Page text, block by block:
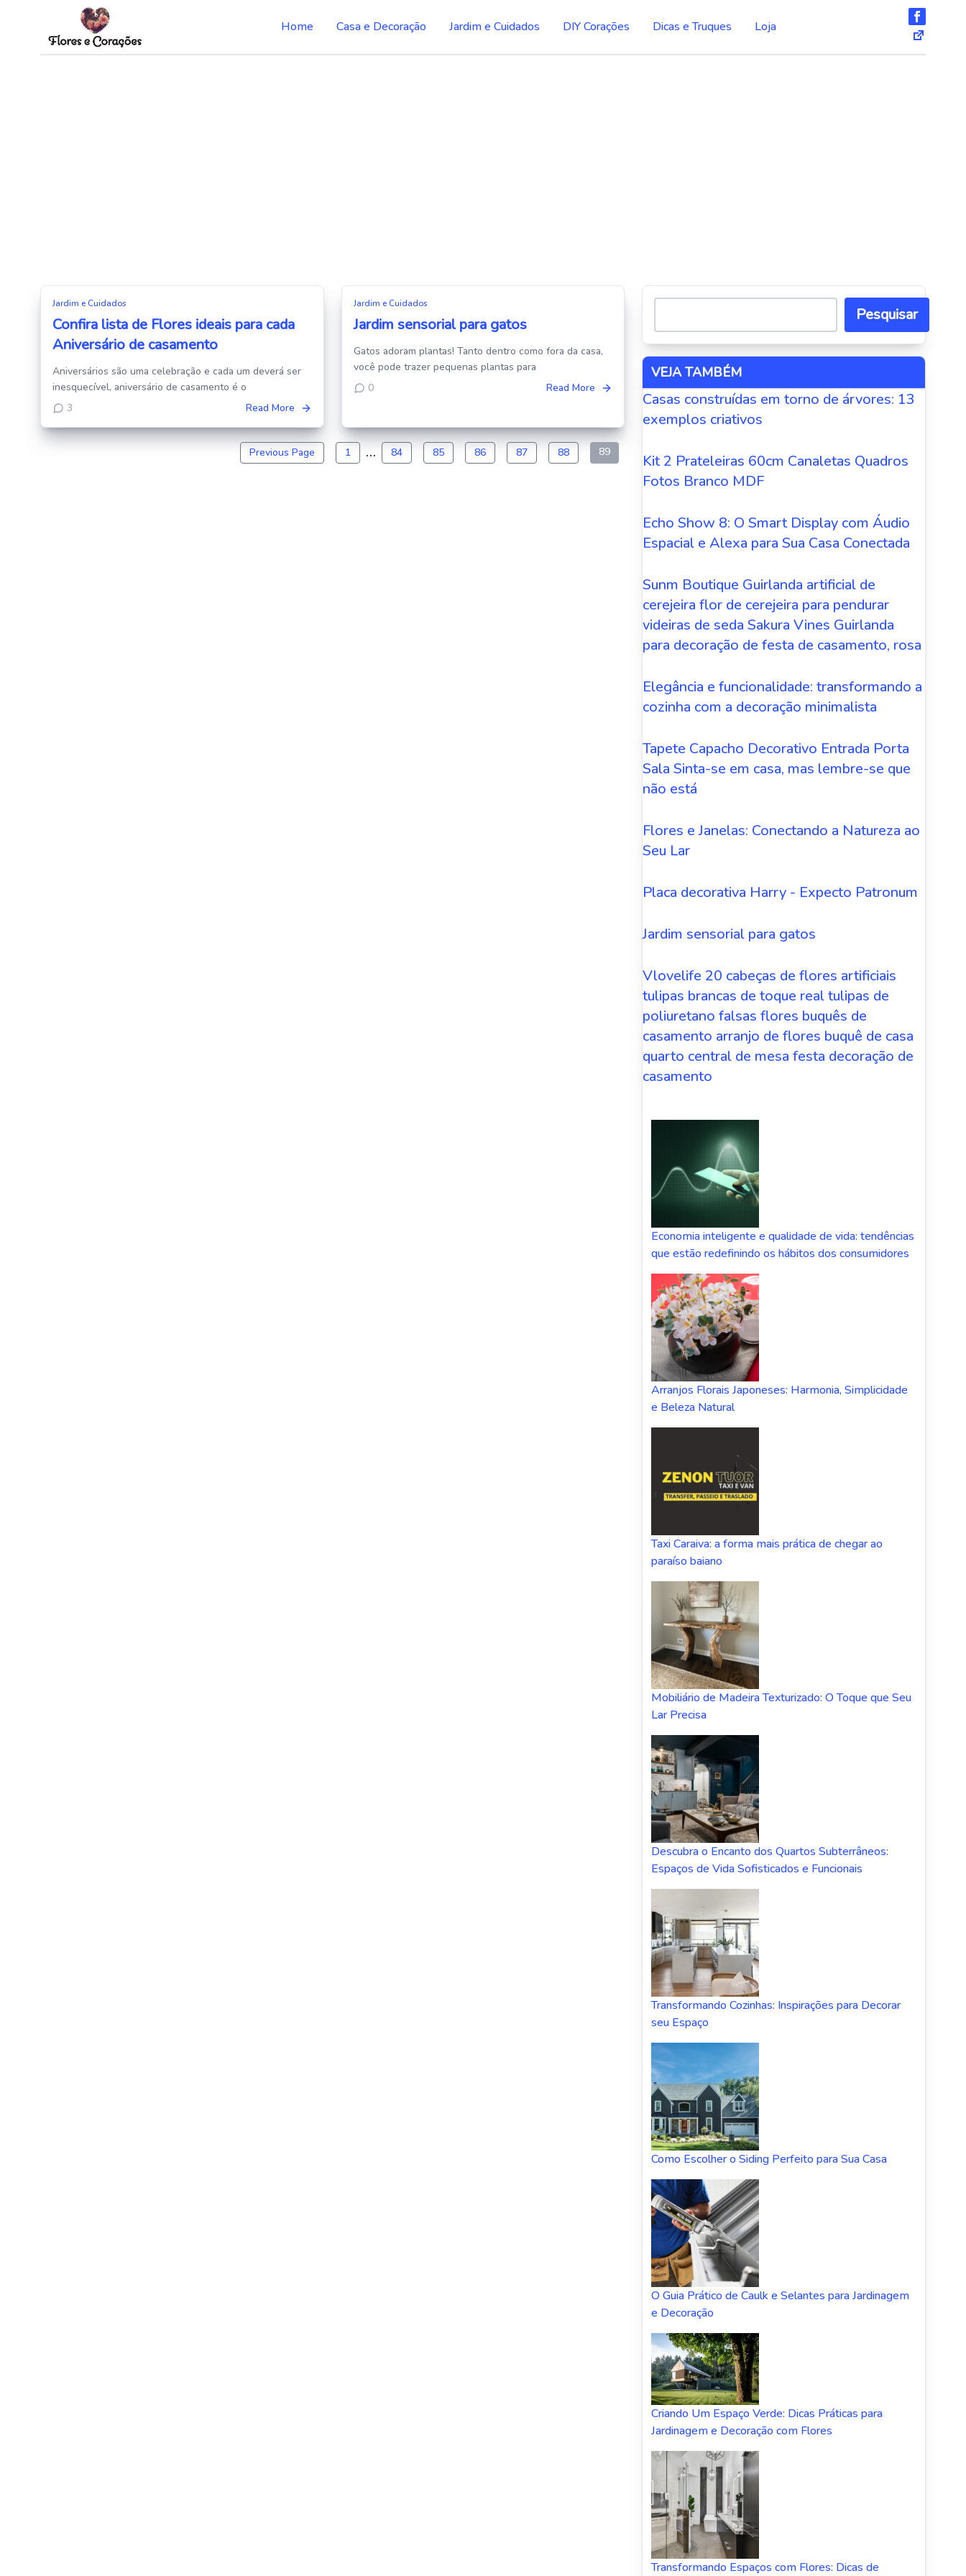
Skip
to
Home Casa e Decoração Jardim e Cuidados DIY Corações Dicas e Truques Loja
Jardim e Cuidados
Confira lista de Flores ideais para cada
Aniversário de casamento
Aniversários são uma celebração e cada um deverá ser
inesquecível, aniversário de casamento é o
3
Read More
Jardim e Cuidados
Jardim sensorial para gatos
Gatos adoram plantas! Tanto dentro como fora da casa,
você pode trazer pequenas plantas para
0
Read More
posts
Previous Page 1 … 84 85 86 87 88 89
Pesquisar
VEJA TAMBÉM
Casas construídas em torno de árvores: 13
exemplos criativos
Kit 2 Prateleiras 60cm Canaletas Quadros
Fotos Branco MDF
Echo Show 8: O Smart Display com Áudio
Espacial e Alexa para Sua Casa Conectada
Sunm Boutique Guirlanda artificial de
cerejeira flor de cerejeira para pendurar
videiras de seda Sakura Vines Guirlanda
para decoração de festa de casamento, rosa
Elegância e funcionalidade: transformando a
cozinha com a decoração minimalista
Tapete Capacho Decorativo Entrada Porta
Sala Sinta-se em casa, mas lembre-se que
não está
Flores e Janelas: Conectando a Natureza ao
Seu Lar
Placa decorativa Harry - Expecto Patronum
Jardim sensorial para gatos
Vlovelife 20 cabeças de flores artificiais
tulipas brancas de toque real tulipas de
poliuretano falsas flores buquês de
casamento arranjo de flores buquê de casa
quarto central de mesa festa decoração de
casamento
Economia inteligente e qualidade de vida: tendências
que estão redefinindo os hábitos dos consumidores
Arranjos Florais Japoneses: Harmonia, Simplicidade
e Beleza Natural
Taxi Caraiva: a forma mais prática de chegar ao
paraíso baiano
Mobiliário de Madeira Texturizado: O Toque que Seu
Lar Precisa
Descubra o Encanto dos Quartos Subterrâneos:
Espaços de Vida Sofisticados e Funcionais
Transformando Cozinhas: Inspirações para Decorar
seu Espaço
Como Escolher o Siding Perfeito para Sua Casa
O Guia Prático de Caulk e Selantes para Jardinagem
e Decoração
Criando Um Espaço Verde: Dicas Práticas para
Jardinagem e Decoração com Flores
Transformando Espaços com Flores: Dicas de